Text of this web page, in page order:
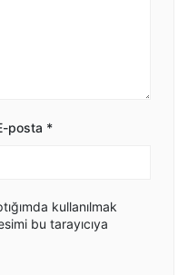
posta *
kullanılmak
bu tarayıcıya